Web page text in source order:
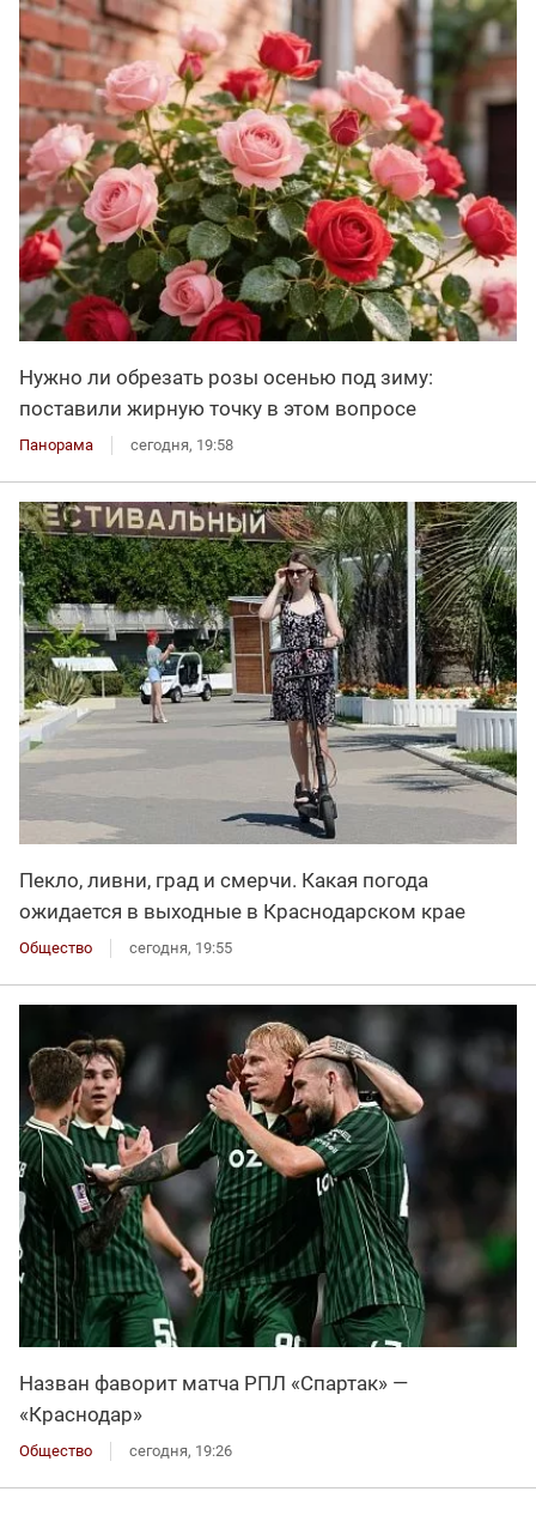
Нужно ли обрезать розы осенью под зиму:
поставили жирную точку в этом вопросе
Панорама сегодня, 19:58
Пекло, ливни, град и смерчи. Какая погода
ожидается в выходные в Краснодарском крае
Общество сегодня, 19:55
Назван фаворит матча РПЛ «Спартак» —
«Краснодар»
Общество сегодня, 19:26